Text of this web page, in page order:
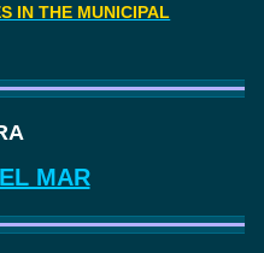
IN THE MUNICIPAL
MAR